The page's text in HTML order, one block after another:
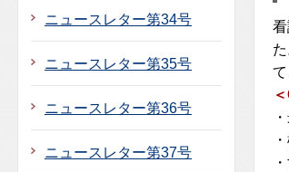
ニュースレター第34号
ニュースレター第35号
ニュースレター第36号
ニュースレター第37号